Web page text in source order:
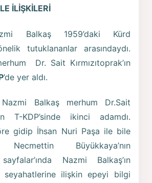
İLİŞKİLERİ
Balkaş 1959’daki Kürd
tutuklananlar arasındaydı.
Dr. Sait Kırmızıtoprak’ın
’de yer aldı.
Balkaş merhum Dr.Sait
T-KDP’sinde ikinci adamdı.
gidip İhsan Nuri Paşa ile bile
Necmettin Büyükkaya’nın
Nazmi Balkaş’ın
seyahatlerine ilişkin epeyi bilgi